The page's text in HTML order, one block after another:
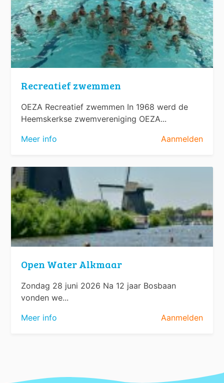
Recreatief zwemmen
OEZA Recreatief zwemmen In 1968 werd de
Heemskerkse zwemvereniging OEZA...
Meer info
Aanmelden
Open Water Alkmaar
Zondag 28 juni 2026 Na 12 jaar Bosbaan
vonden we...
Meer info
Aanmelden